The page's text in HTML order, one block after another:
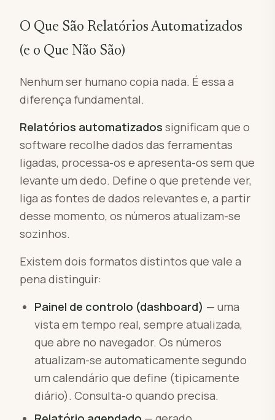
O Que São Relatórios Automatizados
(e o Que Não São)
Nenhum ser humano copia nada. É essa a
diferença fundamental.
Relatórios automatizados significam que o
software recolhe dados das ferramentas
ligadas, processa-os e apresenta-os sem que
levante um dedo. Define o que pretende ver,
liga as fontes de dados relevantes e, a partir
desse momento, os números atualizam-se
sozinhos.
Existem dois formatos distintos que vale a
pena distinguir:
Painel de controlo (dashboard) — uma
vista em tempo real, sempre atualizada,
que abre no navegador. Os números
atualizam-se automaticamente segundo
um calendário que define (tipicamente
diário). Consulta-o quando precisa.